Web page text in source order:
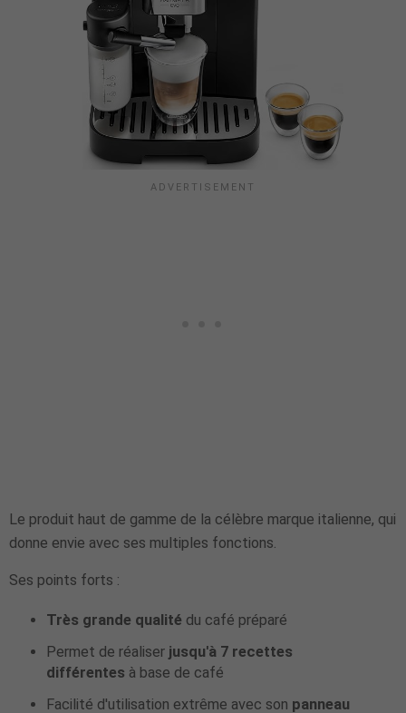
Le produit haut de gamme de la célèbre marque italienne, qui
donne envie avec ses multiples fonctions.
Ses points forts :
Très grande qualité du café préparé
Permet de réaliser jusqu'à 7 recettes
différentes à base de café
Facilité d'utilisation extrême avec son panneau